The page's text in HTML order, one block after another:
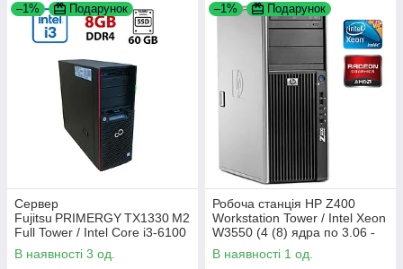
–1% Подарунок
Сервер
Fujitsu PRIMERGY TX1330 M2
Full Tower / Intel Core i3-6100
(2 (4) ядра по 3.7 GHz) / 8 GB
DDR4 / 60 GB SSD / Matrox
В наявності 3 од.
–1% Подарунок
Робоча станція HP Z400
Workstation Tower / Intel Xeon
W3550 (4 (8) ядра по 3.06 -
3.33 GHz) / 12 GB DDR3 / 500
GB HDD / AMD Radeon
В наявності 1 од.